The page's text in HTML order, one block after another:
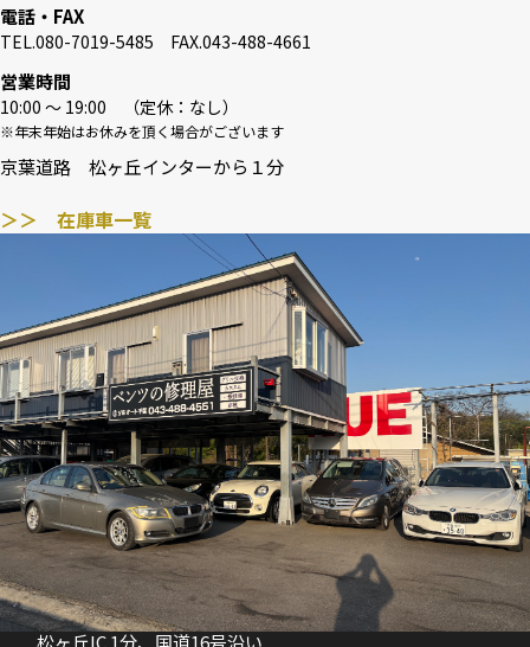
電話・FAX
TEL.080-7019-5485 FAX.043-488-4661
営業時間
10:00 〜 19:00 （定休：なし）
※年末年始はお休みを頂く場合がございます
京葉道路 松ヶ丘インターから１分
＞＞ 在庫車一覧
松ヶ丘IC 1分、国道16号沿い